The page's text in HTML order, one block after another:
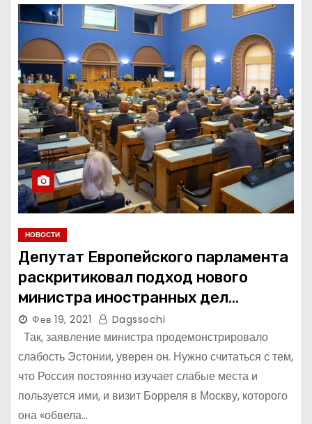
НОВОСТИ
Депутат Европейского парламента
раскритиковал подход нового
министра иностранных дел
Эстонии к России.
Фев 19, 2021 Dagssochi
Так, заявление министра продемонстрировало
слабость Эстонии, уверен он. Нужно считаться с тем,
что Россия постоянно изучает слабые места и
пользуется ими, и визит Борреля в Москву, которого
она «обвела…